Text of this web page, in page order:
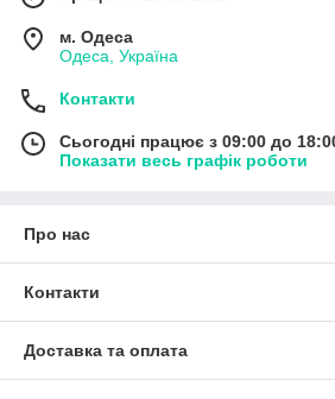
м. Одеса
Одеса, Україна
Контакти
Сьогодні працює з 09:00 до
Показати весь графік роботи
Про нас
Контакти
Доставка та оплата